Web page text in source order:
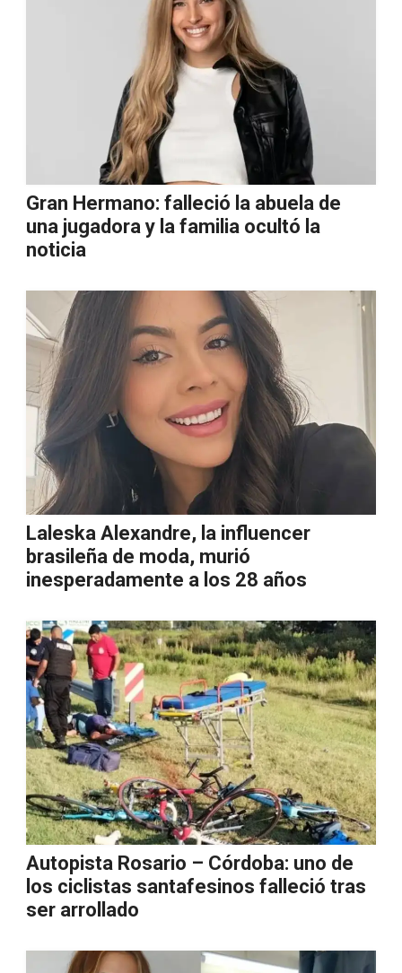
Gran Hermano: falleció la abuela de
una jugadora y la familia ocultó la
noticia
Laleska Alexandre, la influencer
brasileña de moda, murió
inesperadamente a los 28 años
Autopista Rosario – Córdoba: uno de
los ciclistas santafesinos falleció tras
ser arrollado